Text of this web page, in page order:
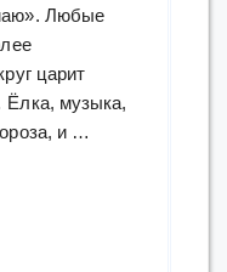
⁣Любые
царит
Ёлка, музыка,
и …